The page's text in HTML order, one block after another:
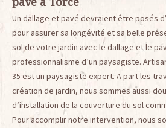
Un dallage et pavé devraient être posés
pour assurer sa longévité et sa belle
sol de votre jardin avec le dallage et le
professionnalisme d’un paysagiste.
35 est un paysagiste expert. A part les
création de jardin, nous sommes aussi
d’installation de la couverture du sol
Pour accomplir notre intervention, nous